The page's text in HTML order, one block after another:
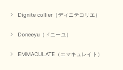
事、大変嬉しく思います。 良い物
ーで在庫が見つかり良かったです
Dignite collier（ディニテコリエ）
Doneeyu（ドニーユ）
EMMACULATE（エマキュレイト）